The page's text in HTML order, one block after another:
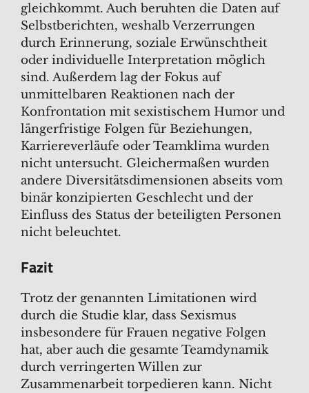
gleichkommt. Auch beruhten die Daten auf
Selbstberichten, weshalb Verzerrungen
durch Erinnerung, soziale Erwünschtheit
oder individuelle Interpretation möglich
sind. Außerdem lag der Fokus auf
unmittelbaren Reaktionen nach der
Konfrontation mit sexistischem Humor und
längerfristige Folgen für Beziehungen,
Karriereverläufe oder Teamklima wurden
nicht untersucht.​ Gleichermaßen wurden
andere Diversitätsdimensionen abseits vom
binär konzipierten Geschlecht und der
Einfluss des Status der beteiligten Personen
nicht beleuchtet.
Fazit
Trotz der genannten Limitationen wird
durch die Studie klar, dass Sexismus
insbesondere für Frauen negative Folgen
hat, aber auch die gesamte Teamdynamik
durch verringerten Willen zur
Zusammenarbeit torpedieren kann. Nicht